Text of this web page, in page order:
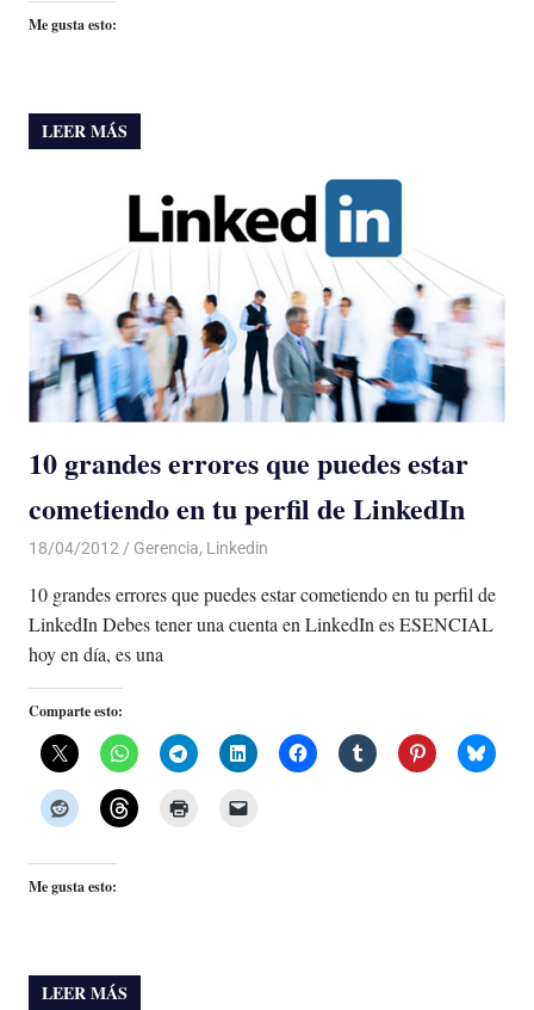
Me gusta esto:
LEER MÁS
10 grandes errores que puedes estar
cometiendo en tu perfil de LinkedIn
18/04/2012 Luis Castellanos
Gerencia, Linkedin
10 grandes errores que puedes estar cometiendo en tu perfil de
LinkedIn Debes tener una cuenta en LinkedIn es ESENCIAL
hoy en día, es una
Comparte esto:
Me gusta esto:
LEER MÁS